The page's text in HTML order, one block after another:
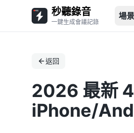
秒聽錄音
一鍵生成會議記錄
場景
返回
2026 最新 4
iPhone/